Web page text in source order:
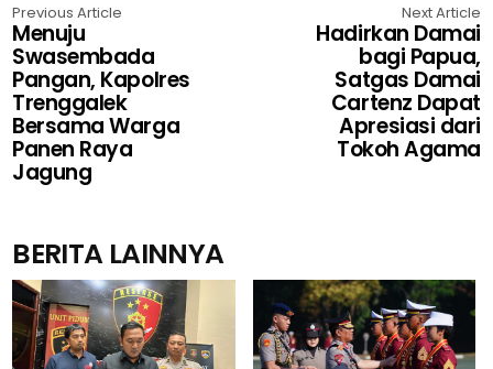
Previous Article
Menuju
Swasembada
Pangan, Kapolres
Trenggalek
Bersama Warga
Panen Raya
Jagung
Next Article
Hadirkan Damai
bagi Papua,
Satgas Damai
Cartenz Dapat
Apresiasi dari
Tokoh Agama
BERITA LAINNYA